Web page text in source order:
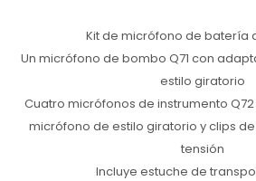
Kit de micrófono de batería
Un micrófono de bombo Q71 con
estilo giratorio
Cuatro micrófonos de instrumento
micrófono de estilo giratorio y clips
tensión
Incluye estuche de